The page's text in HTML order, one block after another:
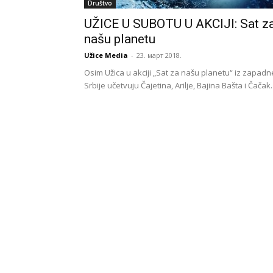
Društvo
UŽICE U SUBOTU U AKCIJI: Sat
našu planetu
Užice Media - 23. март 2018.
Osim Užica u akciji „Sat za našu planetu“ iz
Srbije učetvuju Čajetina, Arilje, Bajina Bašta i Čačak.